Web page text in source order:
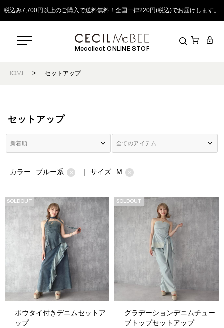
税込み7,700円以上のご購入で送料無料！全国一律220円(税込)でお届けします。
Mecollect ONLINE STORE
HOME > セットアップ
セットアップ
カラー: ブルー系 × | サイズ: M ×
SOLDOUT
ボウタイ付きデニムセットア
ップ
SOLDOUT
グラデーションデニムチュー
ブトップセットアップ